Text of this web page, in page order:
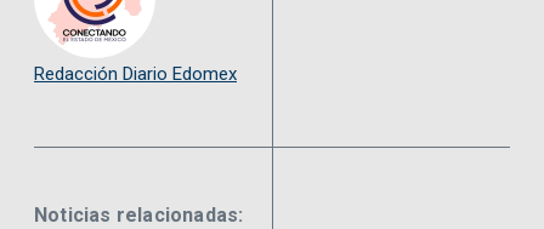
Redacción Diario Edomex
Noticias relacionadas: